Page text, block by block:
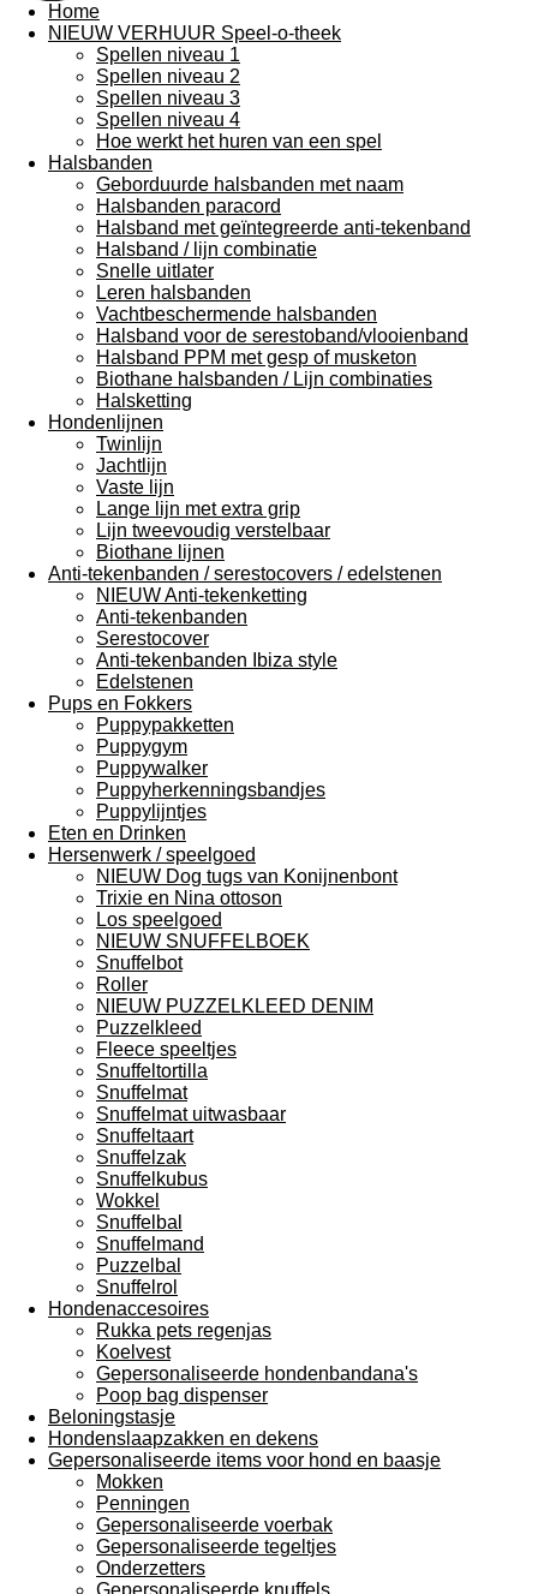
Home
NIEUW VERHUUR Speel-o-theek
Spellen niveau 1
Spellen niveau 2
Spellen niveau 3
Spellen niveau 4
Hoe werkt het huren van een spel
Halsbanden
Geborduurde halsbanden met naam
Halsbanden paracord
Halsband met geïntegreerde anti-tekenband
Halsband / lijn combinatie
Snelle uitlater
Leren halsbanden
Vachtbeschermende halsbanden
Halsband voor de serestoband/vlooienband
Halsband PPM met gesp of musketon
Biothane halsbanden / Lijn combinaties
Halsketting
Hondenlijnen
Twinlijn
Jachtlijn
Vaste lijn
Lange lijn met extra grip
Lijn tweevoudig verstelbaar
Biothane lijnen
Anti-tekenbanden / serestocovers / edelstenen
NIEUW Anti-tekenketting
Anti-tekenbanden
Serestocover
Anti-tekenbanden Ibiza style
Edelstenen
Pups en Fokkers
Puppypakketten
Puppygym
Puppywalker
Puppyherkenningsbandjes
Puppylijntjes
Eten en Drinken
Hersenwerk / speelgoed
NIEUW Dog tugs van Konijnenbont
Trixie en Nina ottoson
Los speelgoed
NIEUW SNUFFELBOEK
Snuffelbot
Roller
NIEUW PUZZELKLEED DENIM
Puzzelkleed
Fleece speeltjes
Snuffeltortilla
Snuffelmat
Snuffelmat uitwasbaar
Snuffeltaart
Snuffelzak
Snuffelkubus
Wokkel
Snuffelbal
Snuffelmand
Puzzelbal
Snuffelrol
Hondenaccesoires
Rukka pets regenjas
Koelvest
Gepersonaliseerde hondenbandana's
Poop bag dispenser
Beloningstasje
Hondenslaapzakken en dekens
Gepersonaliseerde items voor hond en baasje
Mokken
Penningen
Gepersonaliseerde voerbak
Gepersonaliseerde tegeltjes
Onderzetters
Gepersonaliseerde knuffels